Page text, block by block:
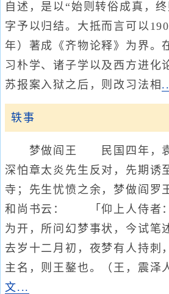
自述，是以“始则转俗成真，
字予以归结。大抵而言可以
年）著成《齐物论释》为界。
习朴学、诸子学以及西方进化
苏报案入狱之后，则改习法相
轶事
梦做阎王 民国四年，袁
深怕章太炎先生反对，先期诱
寺；先生忧愤之余，梦做阎罗
和尚书云： 「仰上人侍者
为开，所问幻梦事状，今试笔
去岁十二月初，夜梦有人持刺
主名，则王鏊也。（王，震泽
文...